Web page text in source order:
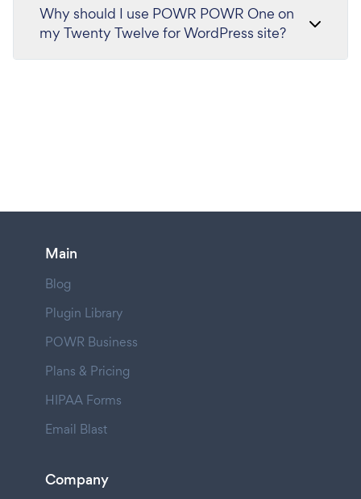
Why should I use POWR POWR One on
my Twenty Twelve for WordPress site?
Main
Blog
Plugin Library
POWR Business
Plans & Pricing
HIPAA Forms
Email Blast
Company